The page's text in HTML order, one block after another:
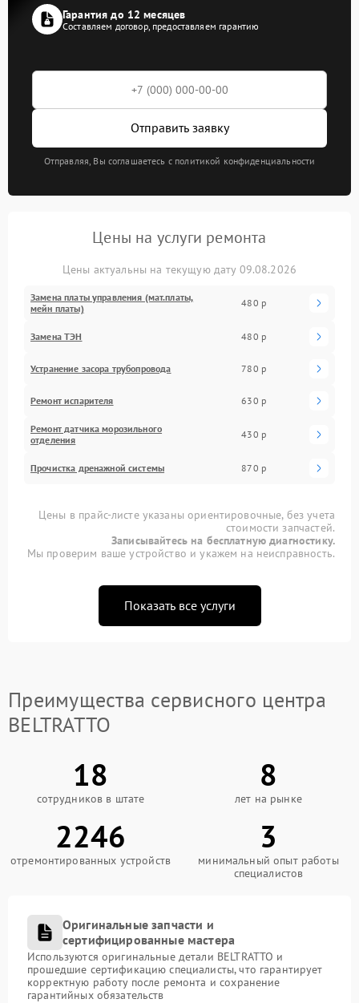
Гарантия до 12 месяцев
Составляем договор, предоставляем гарантию
Отправить заявку
Отправляя, Вы соглашаетесь с политикой конфиденциальности
Цены на услуги ремонта
Цены актуальны на текущую дату 09.08.2026
Замена платы управления (мат.платы,
мейн платы)
480 р
Замена ТЭН 480 р
Устранение засора трубопровода 780 р
Ремонт испарителя 630 р
Ремонт датчика морозильного
отделения
430 р
Прочистка дренажной системы 870 р
Цены в прайс-листе указаны ориентировочные, без учета
стоимости запчастей.
Записывайтесь на бесплатную диагностику.
Мы проверим ваше устройство и укажем на неисправность.
Показать все услуги
Преимущества сервисного центра
BELTRATTO
18
сотрудников в штате
8
лет на рынке
2246
отремонтированных устройств
3
минимальный опыт работы
специалистов
Оригинальные запчасти и
сертифицированные мастера
Используются оригинальные детали BELTRATTO и
прошедшие сертификацию специалисты, что гарантирует
корректную работу после ремонта и сохранение
гарантийных обязательств